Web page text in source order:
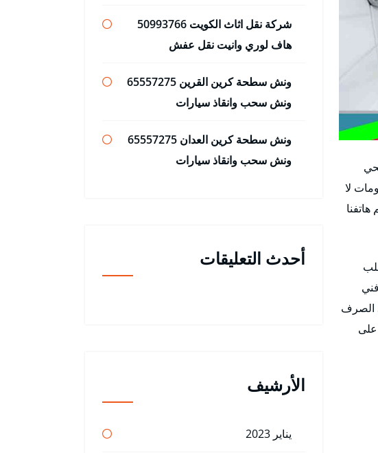
لا
الان 66817766. افضل فني
مجاري الصرف
شركة نقل اثاث الكويت 50993766
هاف لوري وانيت نقل عفش
ونش سطحة كرين القرين 65557275
ونش سحب وانقاذ سيارات
ونش سطحة كرين العدان 65557275
ونش سحب وانقاذ سيارات
أحدث التعليقات
الأرشيف
يناير 2023